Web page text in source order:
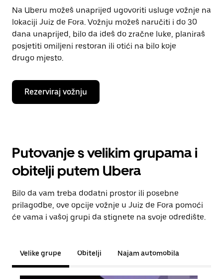
Na Uberu možeš unaprijed ugovoriti usluge vožnje na
lokaciji Juiz de Fora. Vožnju možeš naručiti i do 30
dana unaprijed, bilo da ideš do zračne luke, planiraš
posjetiti omiljeni restoran ili otići na bilo koje
drugo mjesto.
Rezerviraj vožnju
Putovanje s velikim grupama i
obitelji putem Ubera
Bilo da vam treba dodatni prostor ili posebne
prilagodbe, ove opcije vožnje u Juiz de Fora pomoći
će vama i vašoj grupi da stignete na svoje odredište.
Velike grupe Obitelji Najam automobila